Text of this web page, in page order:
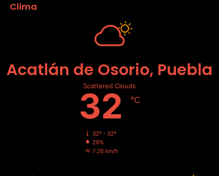
Clima
Acatlán de Osorio, Puebla
Scattered Clouds
32 ℃
32º - 32º
26%
7.26 km/h